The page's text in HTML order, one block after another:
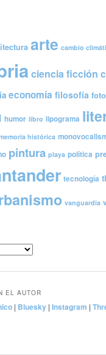
arte cambio
ciencia ficción
economía filosofía
humor libro lipograma
histórica
pintura playa política
tecnología
vanguardia
EL AUTOR
| Bluesky |Instagram |